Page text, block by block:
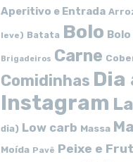
Aperitivo e Entrada
leve) Batata Bolo
Brigadeiros Carne
Comidinhas Dia
Instagram
dia) Low carb Massa
Moída Pavê Peixe e